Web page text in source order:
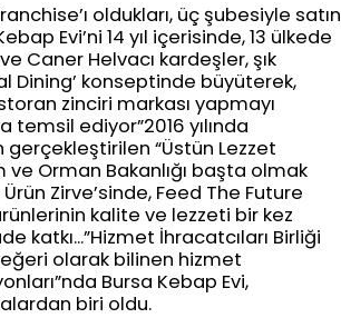
oldukları, üç şubesiyle satın
Evi’ni 14 yıl içerisinde, 13 ülkede
Caner Helvacı kardeşler, şık
Dining’ konseptinde büyüterek,
zinciri markası yapmayı
temsil ediyor”2016 yılında
gerçekleştirilen “Üstün Lezzet
ve Orman Bakanlığı başta olmak
Zirve’sinde, Feed The Future
kalite ve lezzeti bir kez
İhracatcıları Birliği
olarak bilinen hizmet
Bursa Kebap Evi,
biri oldu.